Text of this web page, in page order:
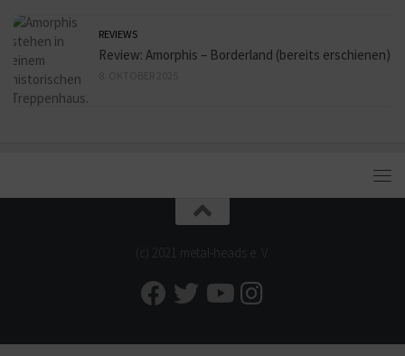
REVIEWS
Review: Amorphis – Borderland (bereits erschienen)
(c) 2021 metal-heads e. V.